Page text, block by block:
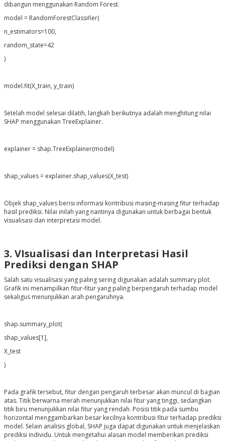
dibangun menggunakan Random Forest.
model = RandomForestClassifier(
n_estimators=100,
random_state=42
)
model.fit(X_train, y_train)
Setelah model selesai dilatih, langkah berikutnya adalah menghitung nilai
SHAP menggunakan TreeExplainer.
explainer = shap.TreeExplainer(model)
shap_values = explainer.shap_values(X_test)
Objek shap_values berisi informasi kontribusi masing-masing fitur terhadap
hasil prediksi. Nilai inilah yang nantinya digunakan untuk berbagai bentuk
visualisasi dan interpretasi model.
3. VIsualisasi dan Interpretasi Hasil
Prediksi dengan SHAP
Salah satu visualisasi yang paling sering digunakan adalah summary plot.
Grafik ini menampilkan fitur-fitur yang paling berpengaruh terhadap model
sekaligus menunjukkan arah pengaruhnya.
shap.summary_plot(
shap_values[1],
X_test
)
Pada grafik tersebut, fitur dengan pengaruh terbesar akan muncul di bagian
atas. Titik berwarna merah menunjukkan nilai fitur yang tinggi, sedangkan
titik biru menunjukkan nilai fitur yang rendah. Posisi titik pada sumbu
horizontal menggambarkan besar kecilnya kontribusi fitur terhadap prediksi
model. Selain analisis global, SHAP juga dapat digunakan untuk menjelaskan
prediksi individu. Untuk mengetahui alasan model memberikan prediksi